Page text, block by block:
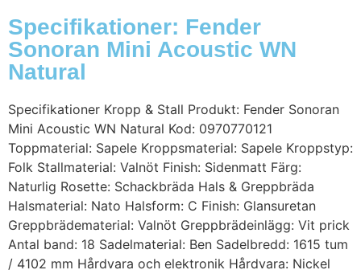
Specifikationer: Fender
Sonoran Mini Acoustic WN
Natural
Specifikationer Kropp & Stall Produkt: Fender Sonoran
Mini Acoustic WN Natural Kod: 0970770121
Toppmaterial: Sapele Kroppsmaterial: Sapele Kroppstyp:
Folk Stallmaterial: Valnöt Finish: Sidenmatt Färg:
Naturlig Rosette: Schackbräda Hals & Greppbräda
Halsmaterial: Nato Halsform: C Finish: Glansuretan
Greppbrädematerial: Valnöt Greppbrädeinlägg: Vit prick
Antal band: 18 Sadelmaterial: Ben Sadelbredd: 1615 tum
/ 4102 mm Hårdvara och elektronik Hårdvara: Nickel